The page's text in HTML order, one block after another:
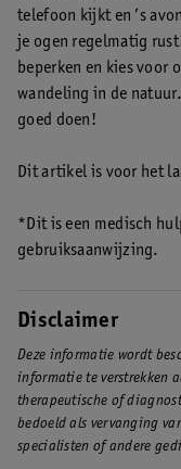
telefoon kijkt en ’s
je ogen regelmatig
beperken en kies voor
wandeling in de
goed doen!
Dit artikel is voor het
*Dit is een medisch
gebruiksaanwijzing.
Disclaimer
Deze informatie wordt
informatie te verstrekken
therapeutische of
bedoeld als vervanging
specialisten of andere